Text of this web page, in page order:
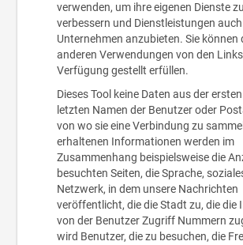
verwenden, um ihre eigenen Dienste zu
verbessern und Dienstleistungen
Unternehmen anzubieten. Sie können
anderen Verwendungen von den
Verfügung gestellt erfüllen.
Dieses Tool keine Daten aus der
letzten Namen der Benutzer oder
von wo sie eine Verbindung zu
erhaltenen Informationen werden im
Zusammenhang beispielsweise die
besuchten Seiten, die Sprache,
Netzwerk, in dem unsere Nachrichten
veröffentlicht, die die Stadt zu, die die
von der Benutzer Zugriff Nummern
wird Benutzer, die zu besuchen, die